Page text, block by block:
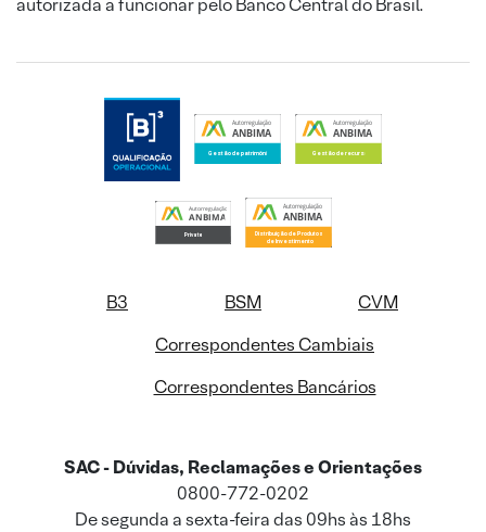
B3 BSM
CVM
Correspondentes Cambiais
Correspondentes Bancários
SAC - Dúvidas, Reclamações e Orientações
0800-772-0202
De segunda a sexta-feira das 09hs às 18hs